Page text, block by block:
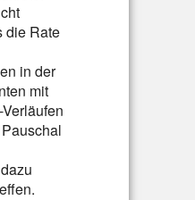
die Rate
in der
mit